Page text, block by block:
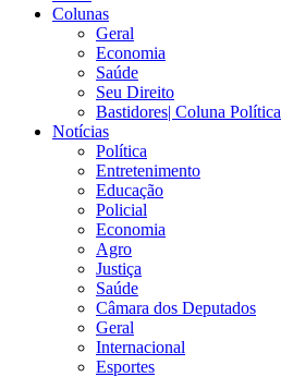
Colunas
Geral
Economia
Saúde
Seu Direito
Bastidores| Coluna Política
Notícias
Política
Entretenimento
Educação
Policial
Economia
Agro
Justiça
Saúde
Câmara dos Deputados
Geral
Internacional
Esportes